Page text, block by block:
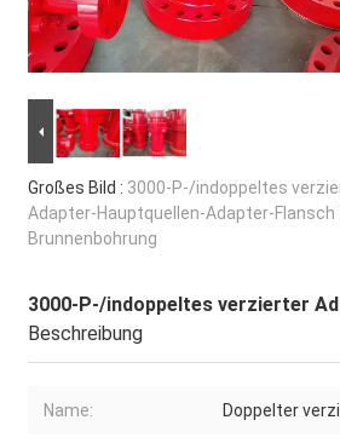
Großes Bild : 3000-P-/indoppeltes
Adapter-Hauptquellen-Adapter-Flansch
Brunnenbohrung
3000-P-/indoppeltes verzierter
Beschreibung
Name: Doppelter